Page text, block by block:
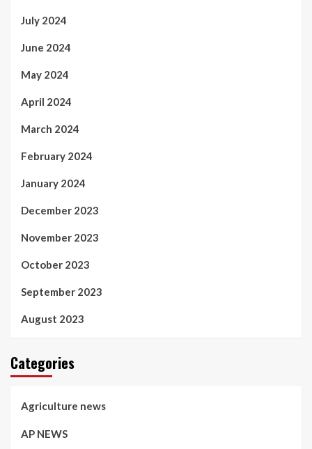
July 2024
June 2024
May 2024
April 2024
March 2024
February 2024
January 2024
December 2023
November 2023
October 2023
September 2023
August 2023
Categories
Agriculture news
AP NEWS